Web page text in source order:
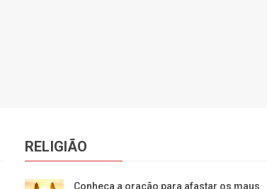
RELIGIÃO
Conheça a oração para afastar os maus